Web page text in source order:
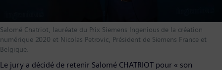
Salomé Chatriot, lauréate du Prix Siemens Ingenious de la création
numérique 2020 et Nicolas Petrovic, Président de Siemens France et
Belgique.
Le jury a décidé de retenir Salomé CHATRIOT pour « son